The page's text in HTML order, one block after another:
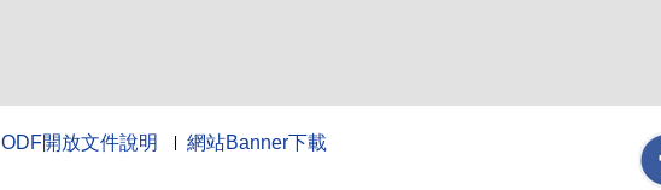
ODF開放文件說明
網站Banner下載